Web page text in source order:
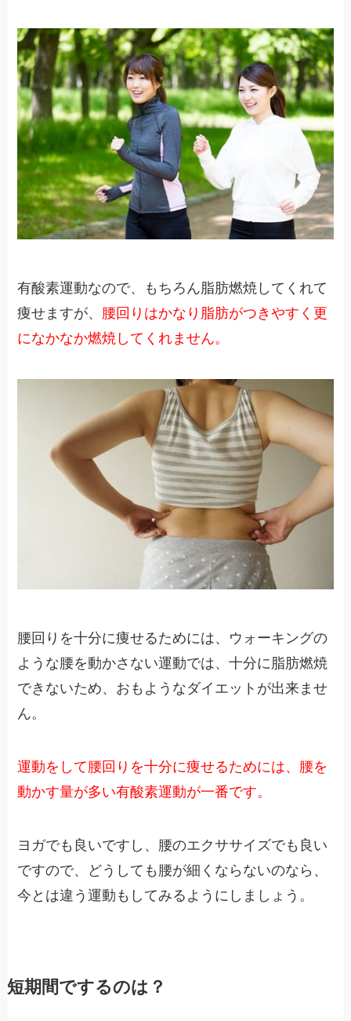
有酸素運動なので、もちろん脂肪燃焼してくれて
痩せますが、 腰回りはかなり脂肪がつきやすく更
になかなか燃焼してくれません。
腰回りを十分に痩せるためには、ウォーキングの
ような腰を動かさない運動では、十分に脂肪燃焼
できないため、おもようなダイエットが出来ませ
ん。
運動をして腰回りを十分に痩せるためには、腰を
動かす量が多い有酸素運動が一番です。
ヨガでも良いですし、腰のエクササイズでも良い
ですので、どうしても腰が細くならないのなら、
今とは違う運動もしてみるようにしましょう。
短期間でするのは？